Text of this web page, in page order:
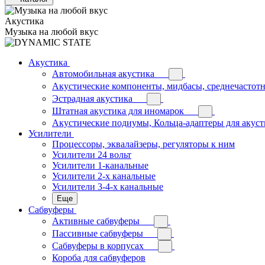
Акустика
Музыка на любой вкус
Акустика
Автомобильная акустика
Акустические компоненты, мидбасы,
Эстрадная акустика
Штатная акустика для иномарок
Акустические подиумы, Кольца-адаптеры для
Усилители
Процессоры, эквалайзеры, регуляторы к ним
Усилители 24 вольт
Усилители 1-канальные
Усилители 2-х канальные
Усилители 3-4-х канальные
Еще
Сабвуферы
Активные сабвуферы
Пассивные сабвуферы
Сабвуферы в корпусах
Короба для сабвуферов